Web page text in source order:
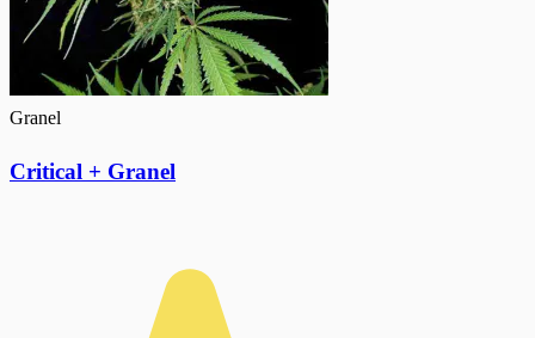
Granel
Critical + Granel